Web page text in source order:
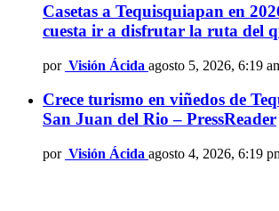
Casetas a Tequisquiapan en
cuesta ir a disfrutar la ruta del
por Visión Ácida agosto 5, 2026, 6:19
Crece turismo en viñedos de
San Juan del Rio – PressReader
por Visión Ácida agosto 4, 2026, 6:19